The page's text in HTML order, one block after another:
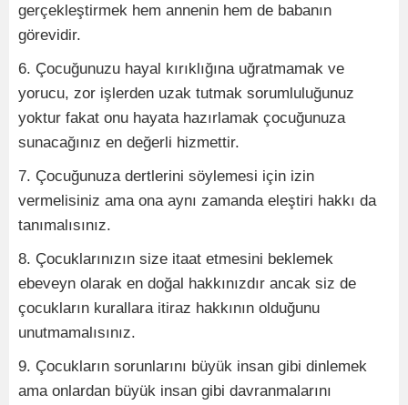
gerçekleştirmek hem annenin hem de babanın
görevidir.
6. Çocuğunuzu hayal kırıklığına uğratmamak ve
yorucu, zor işlerden uzak tutmak sorumluluğunuz
yoktur fakat onu hayata hazırlamak çocuğunuza
sunacağınız en değerli hizmettir.
7. Çocuğunuza dertlerini söylemesi için izin
vermelisiniz ama ona aynı zamanda eleştiri hakkı da
tanımalısınız.
8. Çocuklarınızın size itaat etmesini beklemek
ebeveyn olarak en doğal hakkınızdır ancak siz de
çocukların kurallara itiraz hakkının olduğunu
unutmamalısınız.
9. Çocukların sorunlarını büyük insan gibi dinlemek
ama onlardan büyük insan gibi davranmalarını